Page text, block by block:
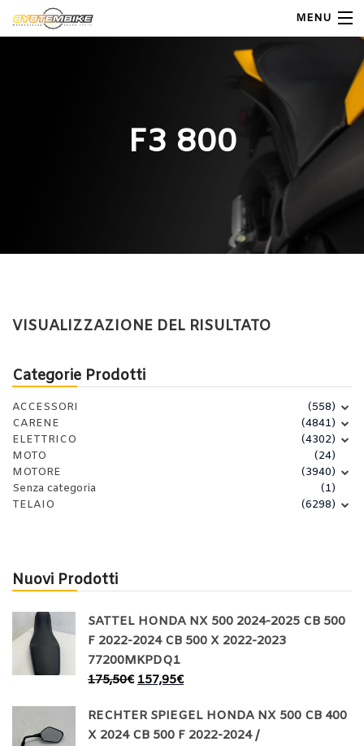
MENU
F3 800
Categorie Prodotti
ACCESSORI
(558)
CARENE
(4841)
ELETTRICO
(4302)
MOTO
(24)
MOTORE
(3940)
Senza categoria
(1)
TELAIO
(6298)
Nuovi Prodotti
SATTEL HONDA NX 500 2024-2025 CB 500
F 2022-2024 CB 500 X 2022-2023
77200MKPDQ1
175,50€ 157,95€
RECHTER SPIEGEL HONDA NX 500 CB 400
X 2024 CB 500 F 2022-2024 /
VISUALIZZAZIONE DEL RISULTATO